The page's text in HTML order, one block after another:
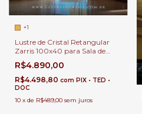
+1
Lustre de Cristal Retangular
Zarris 100x40 para Sala de
Jantar e Sala de Estar.
R$4.890,00
R$4.498,80 com PIX • TED •
DOC
10 x de R$489,00 sem juros